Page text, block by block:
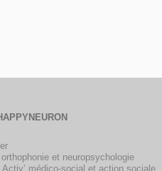
orthophonie et neuropsychologie
Activ’ médico-social et action sociale